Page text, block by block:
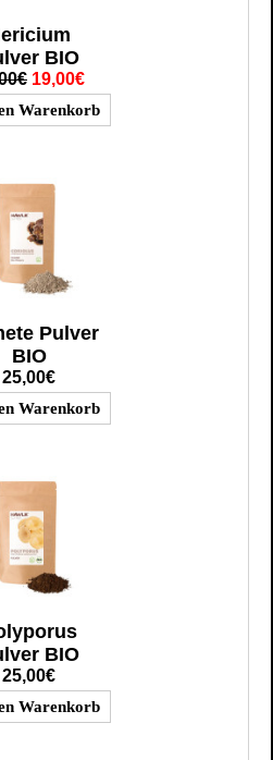
BIO
19,00€
Pulver
BIO
25,00€
BIO
25,00€